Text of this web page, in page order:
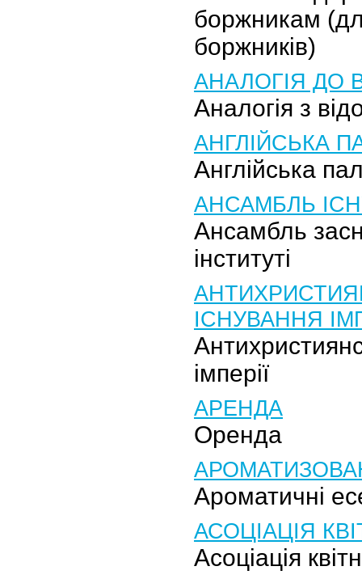
боржникам
боржників)
АНАЛОГІЯ ДО
Аналогія з
АНГЛІЙСЬКА
Англійська
АНСАМБЛЬ
Ансамбль
інституті
ІСНУВАННЯ
імперії
АРЕНДА
Оренда
Ароматичні
АСОЦІАЦІЯ
Асоціація